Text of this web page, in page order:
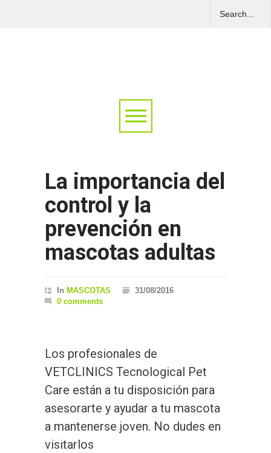
La importancia del
control y la
prevención en
mascotas adultas
In MASCOTAS
31/08/2016
0 comments
Los profesionales de
VETCLINICS Tecnological Pet
Care están a tu disposición para
asesorarte y ayudar a tu mascota
a mantenerse joven. No dudes en
visitarlos